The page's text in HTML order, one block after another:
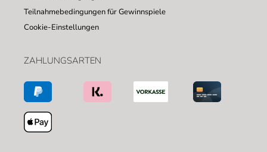
Teilnahmebedingungen für Gewinnspiele
Cookie-Einstellungen
ZAHLUNGSARTEN